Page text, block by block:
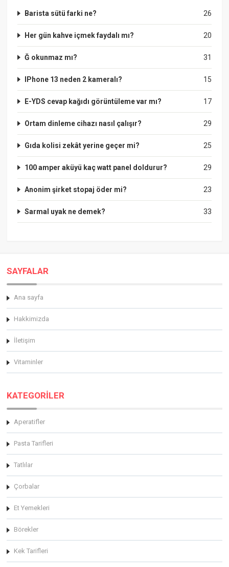
26
Barista sütü farki ne?
20
Her gün kahve içmek faydalı mı?
31
Ğ okunmaz mı?
15
IPhone 13 neden 2 kameralı?
17
E-YDS cevap kağıdı görüntüleme var mı?
29
Ortam dinleme cihazı nasıl çalışır?
25
Gıda kolisi zekât yerine geçer mi?
29
100 amper aküyü kaç watt panel doldurur?
23
Anonim şirket stopaj öder mi?
33
Sarmal uyak ne demek?
SAYFALAR
Ana sayfa
Hakkimizda
İletişim
Vitaminler
KATEGORİLER
Aperatifler
Pasta Tarifleri
Tatlılar
Çorbalar
Et Yemekleri
Börekler
Kek Tarifleri